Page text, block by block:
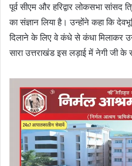
पूर्व सीएम और हरिद्वार लोकसभा सांसद
का संज्ञान लिया है। उन्होंने कहा कि
दिलाने के लिए वे कंधे से कंधा मिलाकर
सारा उत्तराखंड इस लड़ाई में नेगी जी के